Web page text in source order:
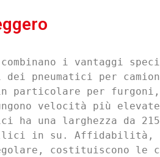
i vantaggi
pneumatici per
per furgoni,
velocità più
ha una larghezza da
in su. Affidabilità,
costituiscono le